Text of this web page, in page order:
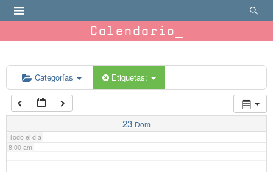
Calendario
Categorías Etiquetas:
23 Dom
Todo el día
6:00 am
7:00 am
8:00 am